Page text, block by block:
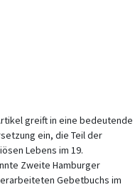
greift in eine bedeutende
ein, die Teil der
Lebens im 19.
Zweite Hamburger
Gebetbuchs im